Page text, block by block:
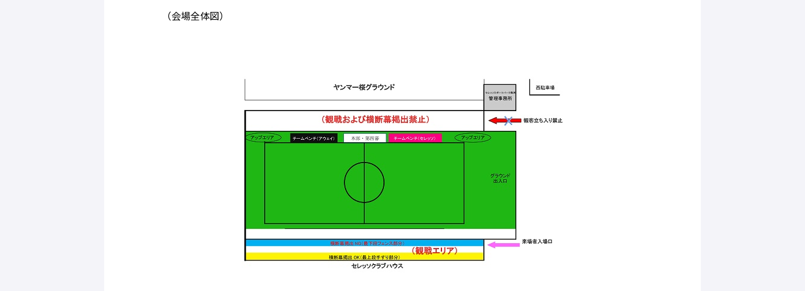
（会場全体図）